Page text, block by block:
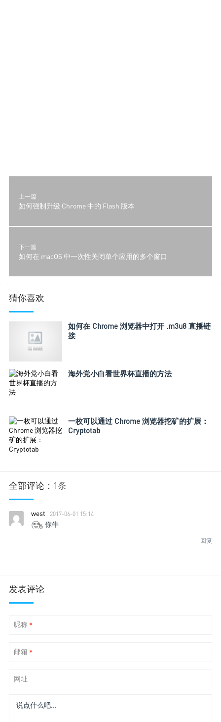
上一篇
如何强制升级 Chrome 中的 Flash 版本
下一篇
如何在 macOS 中一次性关闭单个应用的多个窗口
猜你喜欢
如何在 Chrome 浏览器中打开 .m3u8 直播链
接
海外党小白看世界杯直播的方法
一枚可以通过 Chrome 浏览器挖矿的扩展：
Cryptotab
全部评论： 1条
west 2017-06-01 15:14
你牛
回复
发表评论
昵称 *
邮箱 *
网址